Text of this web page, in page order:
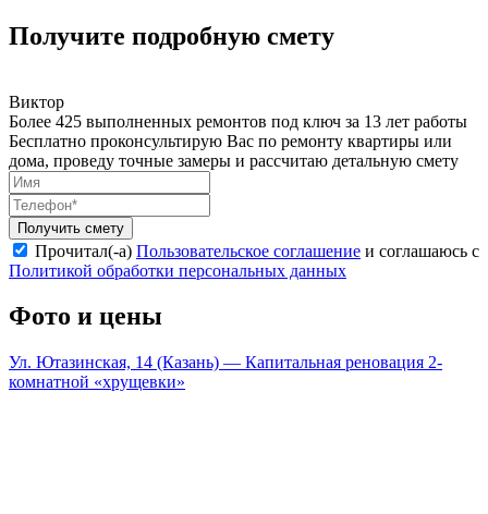
Получите подробную смету
Виктор
Более 425 выполненных ремонтов под ключ за 13 лет работы
Бесплатно проконсультирую Вас по ремонту квартиры или
дома, проведу точные замеры и рассчитаю детальную смету
Получить смету
Прочитал(-а) Пользовательское соглашение и соглашаюсь с
Политикой обработки персональных данных
Фото и цены
Ул. Ютазинская, 14 (Казань) — Капитальная реновация 2-
комнатной «хрущевки»